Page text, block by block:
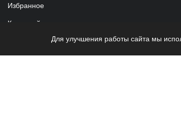
Избранное
Карта сайта
Для улучшения работы сайта мы